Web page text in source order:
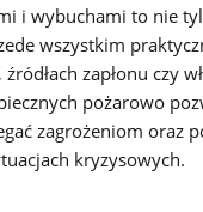
i wybuchami to nie
wszystkim
zapłonu czy
pożarowo
zagrożeniom oraz
kryzysowych.